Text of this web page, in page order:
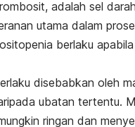
gaya hidup & rawatan rumah
& rawatan
gaya hidup & rawatan rumah
adalah sel
utama dalam
berlaku
disebabkan oleh
ubatan tertentu.
ringan dan